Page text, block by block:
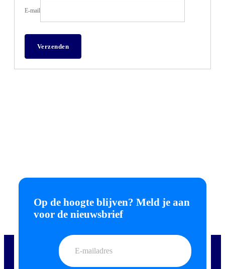
E-mail
Op de hoogte blijven? Meld je aan
voor de nieuwsbrief
E-
mailadres